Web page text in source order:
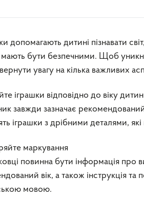
бути безпечними. Щоб
увагу на кілька важливих
іграшки відповідно до віку
завжди зазначає
іграшки з дрібними деталями,
маркування
повинна бути інформація про
вік, а також інструкція
мовою.